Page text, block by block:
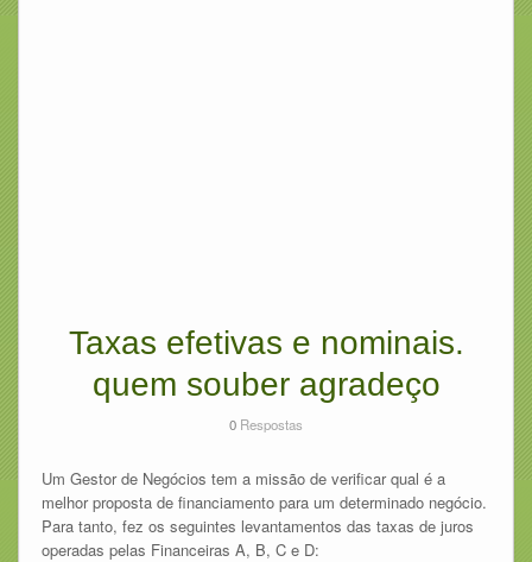
Taxas efetivas e nominais.
quem souber agradeço
0 Respostas
Um Gestor de Negócios tem a missão de verificar qual é a
melhor proposta de financiamento para um determinado negócio.
Para tanto, fez os seguintes levantamentos das taxas de juros
operadas pelas Financeiras A, B, C e D: